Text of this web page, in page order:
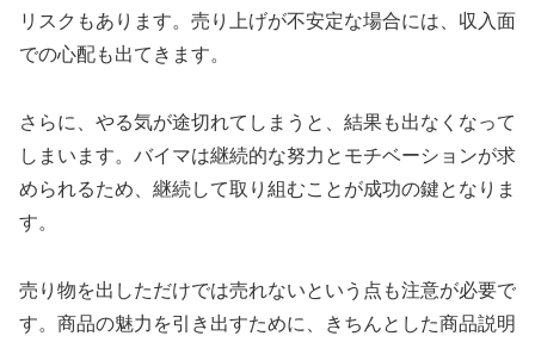
リスクもあります。売り上げが不安定な場合には、収入面
での心配も出てきます。
さらに、やる気が途切れてしまうと、結果も出なくなって
しまいます。バイマは継続的な努力とモチベーションが求
められるため、継続して取り組むことが成功の鍵となりま
す。
売り物を出しただけでは売れないという点も注意が必要で
す。商品の魅力を引き出すために、きちんとした商品説明